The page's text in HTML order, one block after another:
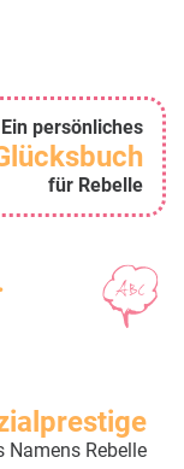
Ein persönliches
für Rebelle
Namens Rebelle